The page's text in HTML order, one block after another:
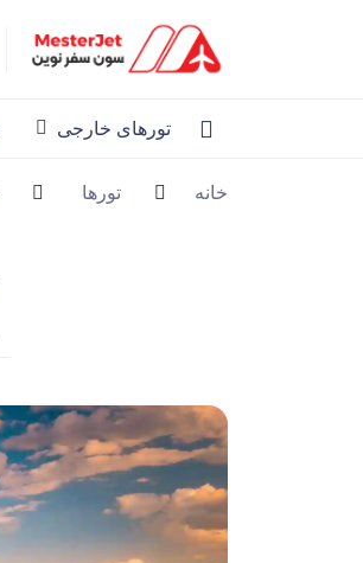
تورهای خارجی
خانه تورها